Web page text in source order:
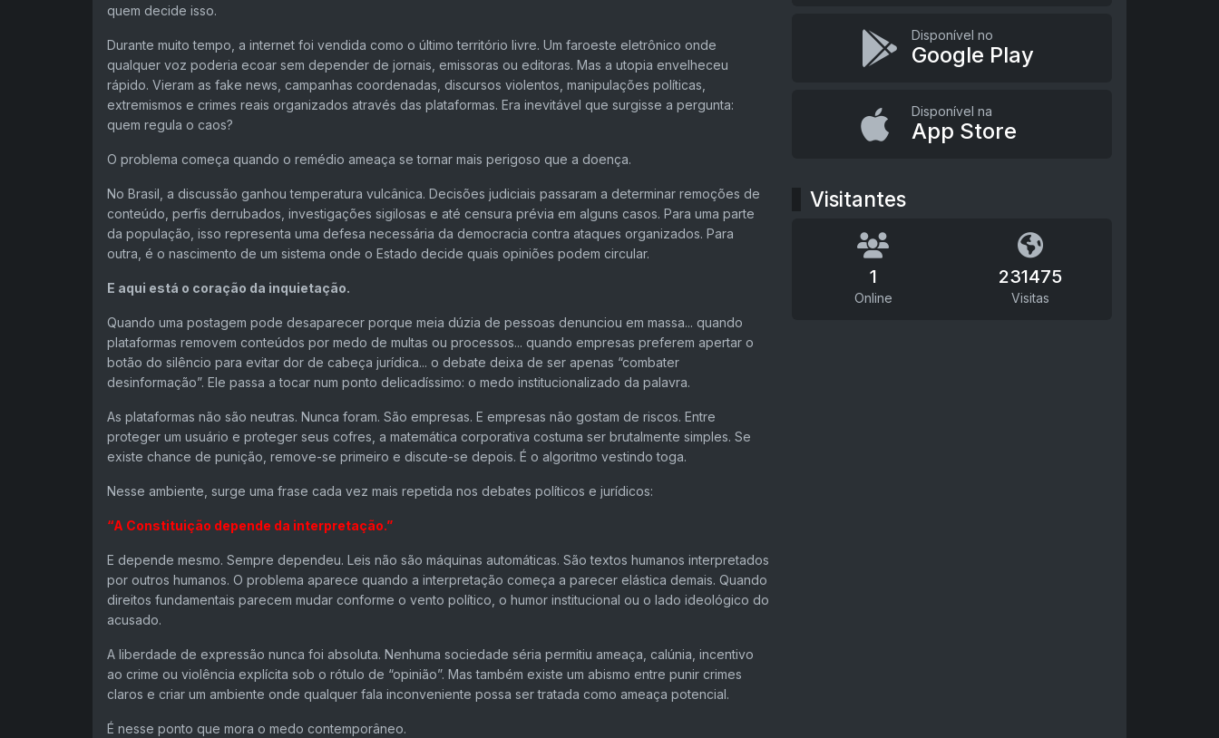
quem decide isso.
Durante muito tempo, a internet foi vendida como o último território livre. Um faroeste eletrônico onde
qualquer voz poderia ecoar sem depender de jornais, emissoras ou editoras. Mas a utopia envelheceu
rápido. Vieram as fake news, campanhas coordenadas, discursos violentos, manipulações políticas,
extremismos e crimes reais organizados através das plataformas. Era inevitável que surgisse a pergunta:
quem regula o caos?
O problema começa quando o remédio ameaça se tornar mais perigoso que a doença.
No Brasil, a discussão ganhou temperatura vulcânica. Decisões judiciais passaram a determinar remoções de
conteúdo, perfis derrubados, investigações sigilosas e até censura prévia em alguns casos. Para uma parte
da população, isso representa uma defesa necessária da democracia contra ataques organizados. Para
outra, é o nascimento de um sistema onde o Estado decide quais opiniões podem circular.
E aqui está o coração da inquietação.
Quando uma postagem pode desaparecer porque meia dúzia de pessoas denunciou em massa... quando
plataformas removem conteúdos por medo de multas ou processos... quando empresas preferem apertar o
botão do silêncio para evitar dor de cabeça jurídica... o debate deixa de ser apenas “combater
desinformação”. Ele passa a tocar num ponto delicadíssimo: o medo institucionalizado da palavra.
As plataformas não são neutras. Nunca foram. São empresas. E empresas não gostam de riscos. Entre
proteger um usuário e proteger seus cofres, a matemática corporativa costuma ser brutalmente simples. Se
existe chance de punição, remove-se primeiro e discute-se depois. É o algoritmo vestindo toga.
Nesse ambiente, surge uma frase cada vez mais repetida nos debates políticos e jurídicos:
“A Constituição depende da interpretação.”
E depende mesmo. Sempre dependeu. Leis não são máquinas automáticas. São textos humanos interpretados
por outros humanos. O problema aparece quando a interpretação começa a parecer elástica demais. Quando
direitos fundamentais parecem mudar conforme o vento político, o humor institucional ou o lado ideológico do
acusado.
A liberdade de expressão nunca foi absoluta. Nenhuma sociedade séria permitiu ameaça, calúnia, incentivo
ao crime ou violência explícita sob o rótulo de “opinião”. Mas também existe um abismo entre punir crimes
claros e criar um ambiente onde qualquer fala inconveniente possa ser tratada como ameaça potencial.
É nesse ponto que mora o medo contemporâneo.
Disponível no
Google Play
Disponível na
App Store
Visitantes
1
Online
231475
Visitas